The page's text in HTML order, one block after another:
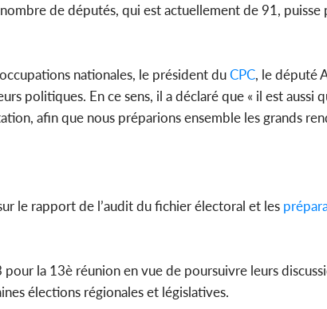
de députés, qui est actuellement de 91, puisse
nationales, le président duCPC, le député
politiques. En ce sens, il a déclaré que « il est aussi
afin que nous préparions ensemble les grands
le rapport de l’audit du fichier électoral et les
la 13è réunion en vue de poursuivre leurs
élections régionales et législatives.